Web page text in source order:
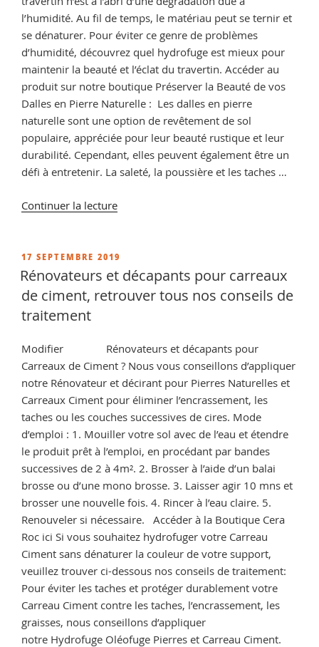
l’humidité. Au fil de temps, le matériau peut se ternir et
se dénaturer. Pour éviter ce genre de problèmes
d’humidité, découvrez quel hydrofuge est mieux pour
maintenir la beauté et l’éclat du travertin. Accéder au
produit sur notre boutique Préserver la Beauté de vos
Dalles en Pierre Naturelle : Les dalles en pierre
naturelle sont une option de revêtement de sol
populaire, appréciée pour leur beauté rustique et leur
durabilité. Cependant, elles peuvent également être un
défi à entretenir. La saleté, la poussière et les taches …
Continuer la lecturede
la
protection
adaptée
mate »
PUBLIÉ
LE
17 SEPTEMBRE 2019
Rénovateurs et décapants pour carreaux
de ciment, retrouver tous nos conseils de
traitement
Modifier Rénovateurs et décapants pour
Carreaux de Ciment ? Nous vous conseillons d’appliquer
notre Rénovateur et décirant pour Pierres Naturelles et
Carreaux Ciment pour éliminer l’encrassement, les
taches ou les couches successives de cires. Mode
d’emploi : 1. Mouiller votre sol avec de l’eau et étendre
le produit prêt à l’emploi, en procédant par bandes
successives de 2 à 4m². 2. Brosser à l’aide d’un balai
brosse ou d’une mono brosse. 3. Laisser agir 10 mns et
brosser une nouvelle fois. 4. Rincer à l’eau claire. 5.
Renouveler si nécessaire. Accéder à la Boutique Cera
Roc ici Si vous souhaitez hydrofuger votre Carreau
Ciment sans dénaturer la couleur de votre support,
veuillez trouver ci-dessous nos conseils de traitement:
Pour éviter les taches et protéger durablement votre
Carreau Ciment contre les taches, l’encrassement, les
graisses, nous conseillons d’appliquer
notre Hydrofuge Oléofuge Pierres et Carreau Ciment.